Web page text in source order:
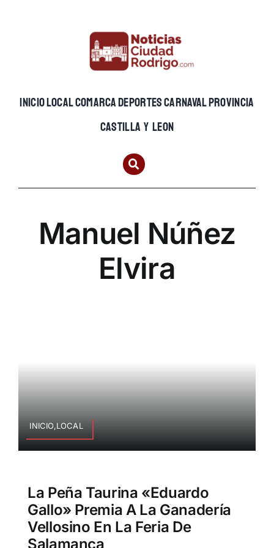
INICIOLOCALCOMARCADEPORTESCARNAVALPROVINCIA
CASTILLA Y LEON
Manuel Núñez
Elvira
INICIO,LOCAL
La Peña Taurina «Eduardo
Gallo» Premia A La Ganadería
Vellosino En La Feria De
Salamanca